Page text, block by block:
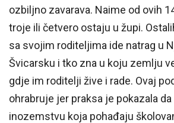
ozbiljno zavarava. Naime od ovih
troje ili četvero ostaju u župi.
sa svojim roditeljima ide natrag u
Švicarsku i tko zna u koju zemlju
gdje im roditelji žive i rade. Ovaj
ohrabruje jer praksa je pokazala
inozemstvu koja pohađaju